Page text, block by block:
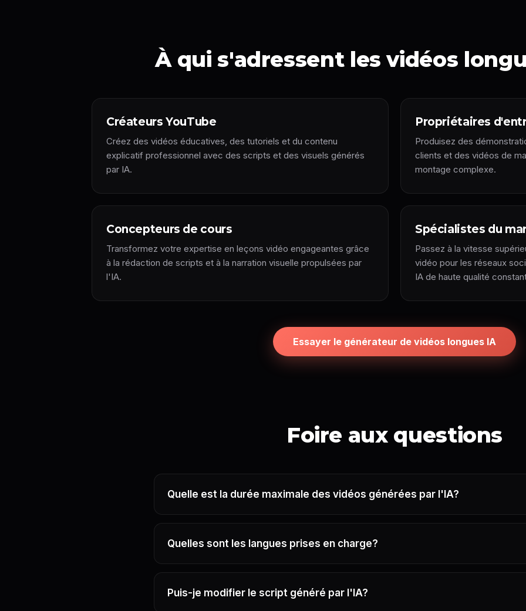
À qui s'adressent les vidéos
Créateurs YouTube
Créez des vidéos éducatives, des tutoriels et du contenu
explicatif professionnel avec des scripts et des visuels générés
par IA.
Propriétaires
Produisez des
clients et des vidéos de
montage complexe.
Concepteurs de cours
Transformez votre expertise en leçons vidéo engageantes grâce
à la rédaction de scripts et à la narration visuelle propulsées par
l'IA.
Spécialistes du
Passez à la vitesse
vidéo pour les réseaux
IA de haute qualité
Essayer le générateur de vidéos longues IA
Foire aux questions
Quelle est la durée maximale des vidéos générées par l'IA?
Quelles sont les langues prises en charge?
Puis-je modifier le script généré par l'IA?